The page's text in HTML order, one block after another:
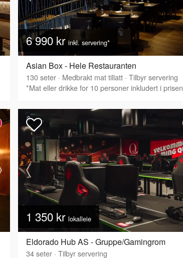
6 990 kr inkl. servering*
Asian Box - Hele Restauranten
130seter · Medbrakt mat tillatt · Tilbyr servering
*Mat eller drikke for 10 personer inkludert i prisen
1 350 kr lokalleie
Eldorado Hub AS - Gruppe/Gamingrom
34seter · Tilbyr servering